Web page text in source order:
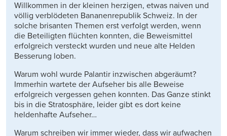
Willkommen in der kleinen herzigen, etwas naiven und
völlig verblödeten Bananenrepublik Schweiz. In der
solche brisanten Themen erst verfolgt werden, wenn
die Beteiligten flüchten konnten, die Beweismittel
erfolgreich versteckt wurden und neue alte Helden
Besserung loben.
Warum wohl wurde Palantir inzwischen abgeräumt?
Immerhin wartete der Aufseher bis alle Beweise
erfolgreich vergessen gehen konnten. Das Ganze stinkt
bis in die Stratosphäre, leider gibt es dort keine
heldenhafte Aufseher…
Warum schreiben wir immer wieder, dass wir aufwachen